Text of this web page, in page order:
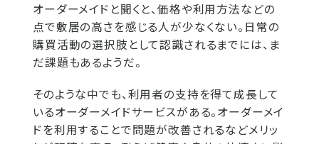
オーダーメイドと聞くと、価格や利用方法などの
点で敷居の高さを感じる人が少なくない。日常の
購買活動の選択肢として認識されるまでには、ま
だ課題もあるようだ。
そのような中でも、利用者の支持を得て成長して
いるオーダーメイドサービスがある。オーダーメイ
ドを利用することで問題が改善されるなどメリッ